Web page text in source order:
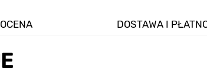
OCENA DOSTAWA I